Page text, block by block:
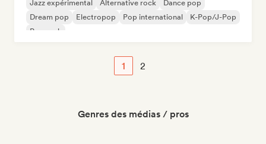
Jazz expérimental Alternative rock
Dance pop
Dream pop
Electropop Pop international
K-Pop/J-Pop
Pop rock
1 2
Genres des médias / pros